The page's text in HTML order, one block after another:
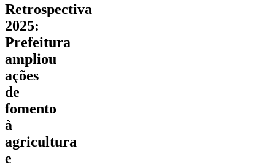
Retrospectiva
2025:
Prefeitura
ampliou
ações
de
fomento
à
agricultura
e